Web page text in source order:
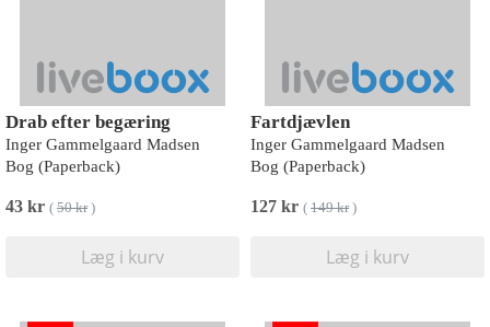
Drab efter begæring
Inger Gammelgaard Madsen
Bog (Paperback)
43 kr ( 50 kr)
Læg i kurv
Fartdjævlen
Inger Gammelgaard Madsen
Bog (Paperback)
127 kr ( 149 kr)
Læg i kurv